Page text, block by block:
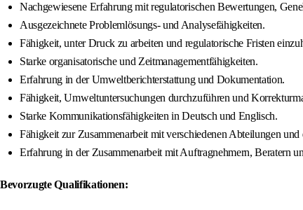
Nachgewiesene Erfahrung mit regulatorischen Bewertungen,
Ausgezeichnete Problemlösungs- und Analysefähigkeiten.
Fähigkeit, unter Druck zu arbeiten und regulatorische Fristen
Starke organisatorische und Zeitmanagementfähigkeiten.
Erfahrung in der Umweltberichterstattung und Dokumentation.
Fähigkeit, Umweltuntersuchungen durchzuführen und
Starke Kommunikationsfähigkeiten in Deutsch und Englisch.
Fähigkeit zur Zusammenarbeit mit verschiedenen Abteilungen und
Erfahrung in der Zusammenarbeit mit Auftragnehmern, Beratern
Bevorzugte Qualifikationen: